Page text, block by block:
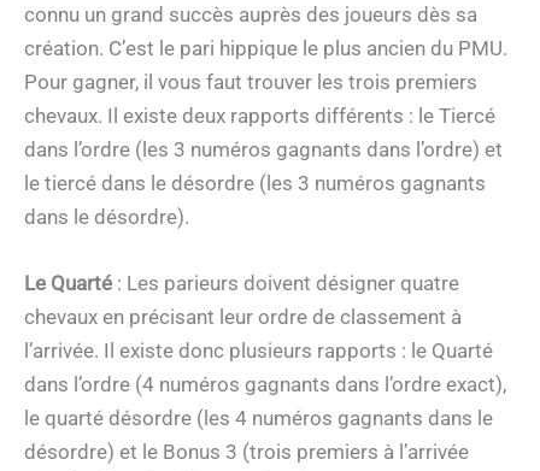
connu un grand succès auprès des joueurs dès sa
création. C’est le pari hippique le plus ancien du PMU.
Pour gagner, il vous faut trouver les trois premiers
chevaux. Il existe deux rapports différents : le Tiercé
dans l’ordre (les 3 numéros gagnants dans l’ordre) et
le tiercé dans le désordre (les 3 numéros gagnants
dans le désordre).
Le Quarté : Les parieurs doivent désigner quatre
chevaux en précisant leur ordre de classement à
l’arrivée. Il existe donc plusieurs rapports : le Quarté
dans l’ordre (4 numéros gagnants dans l’ordre exact),
le quarté désordre (les 4 numéros gagnants dans le
désordre) et le Bonus 3 (trois premiers à l’arrivée